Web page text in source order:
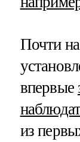
Почти
впервые
из